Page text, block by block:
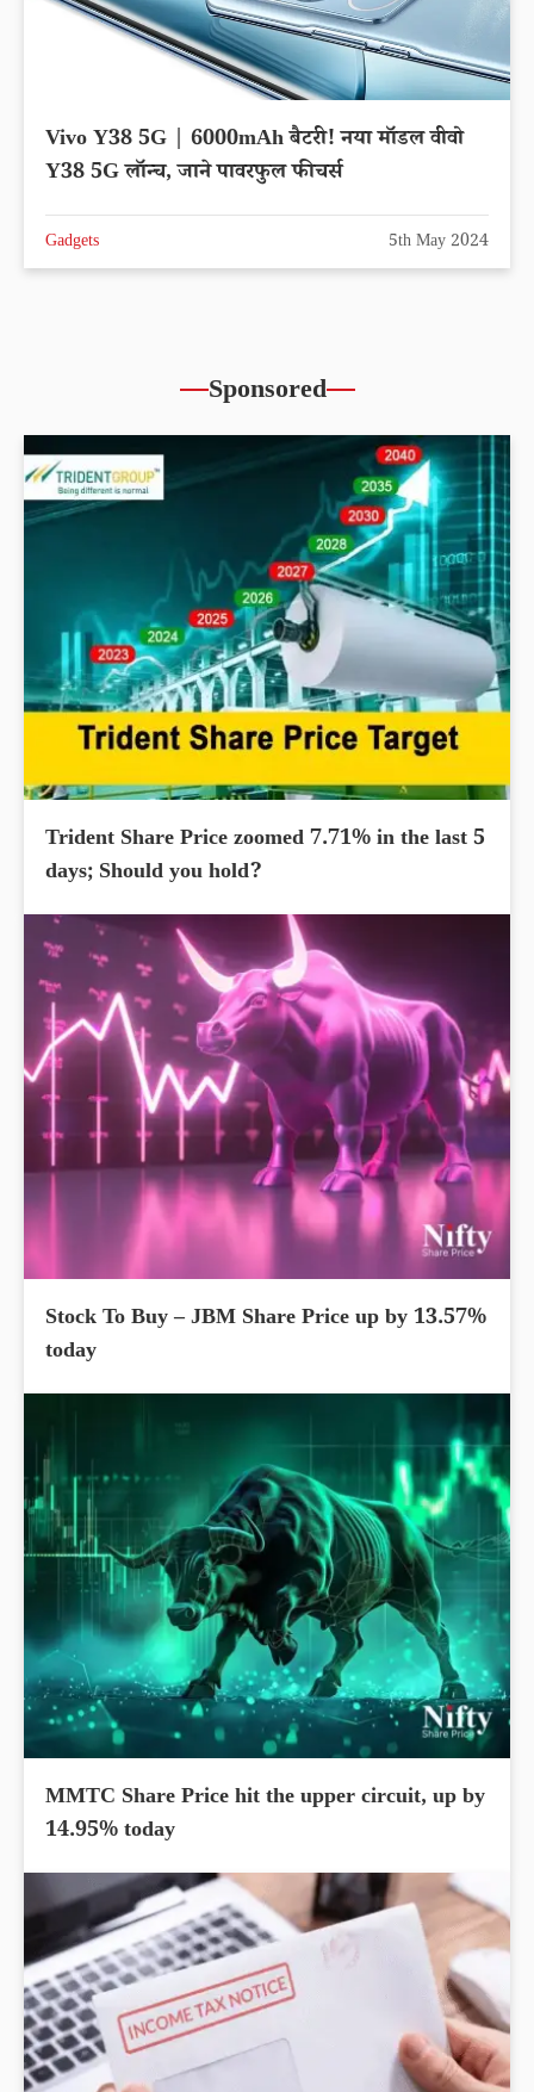
Vivo Y38 5G | 6000mAh बैटरी! नया मॉडल वीवो
Y38 5G लॉन्च, जाने पावरफुल फीचर्स
Gadgets 5th May 2024
Sponsored
Trident Share Price zoomed 7.71% in the last 5
days; Should you hold?
Stock To Buy – JBM Share Price up by 13.57%
today
MMTC Share Price hit the upper circuit, up by
14.95% today